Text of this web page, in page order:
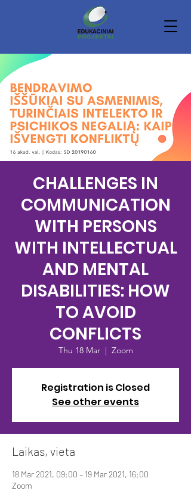
CHALLENGES IN
COMMUNICATION
WITH PERSONS
WITH INTELLECTUAL
AND MENTAL
DISABILITIES: HOW
TO AVOID
CONFLICTS
Thu 18 Mar
  |
Zoom
Registration is Closed
See other events
Laikas, vieta
18 Mar 2021, 09:00 – 19 Mar 2021, 16:00
Zoom